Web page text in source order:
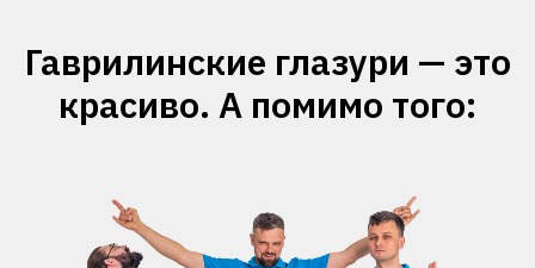
Гаврилинские глазури — это
красиво. А помимо того: